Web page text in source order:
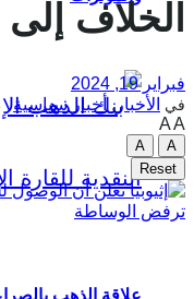
علاقة الذهب
الخلاف
فبراير 19, 2024
في الأخبار , أخبار سياسية
AA
A
A
Reset